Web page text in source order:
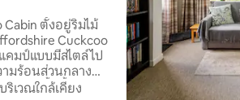
ตั้งอยู่ริมไม้
Cuckcoo
คมป์แบบมีสไตล์ไป
มร้อนส่วนกลางน้ำ
วอาบน้ำ ตั้งอยู่ใน
บริเวณใกล้เคียง